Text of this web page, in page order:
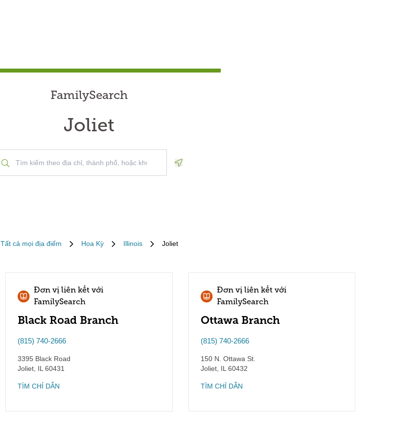
FamilySearch
Joliet
Tất cả mọi địa điểm Hoa Kỳ Illinois Joliet
Đơn vị liên kết với
FamilySearch
Black Road Branch
(815) 740-2666
3395 Black Road
Joliet IL 60431
TÌM CHỈ DẪN
Đơn vị liên kết với
FamilySearch
Ottawa Branch
(815) 740-2666
150 N. Ottawa St.
Joliet, IL 60432
TÌM CHỈ DẪN